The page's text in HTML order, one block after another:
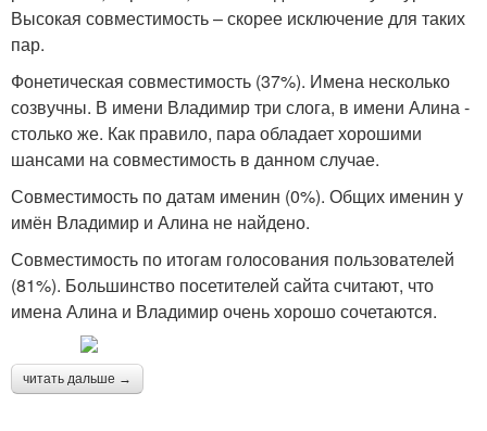
Высокая совместимость – скорее исключение для таких
пар.
Фонетическая совместимость (37%). Имена несколько
созвучны. В имени Владимир три слога, в имени Алина -
столько же. Как правило, пара обладает хорошими
шансами на совместимость в данном случае.
Совместимость по датам именин (0%). Общих именин у
имён Владимир и Алина не найдено.
Совместимость по итогам голосования пользователей
(81%). Большинство посетителей сайта считают, что
имена Алина и Владимир очень хорошо сочетаются.
читать дальше →